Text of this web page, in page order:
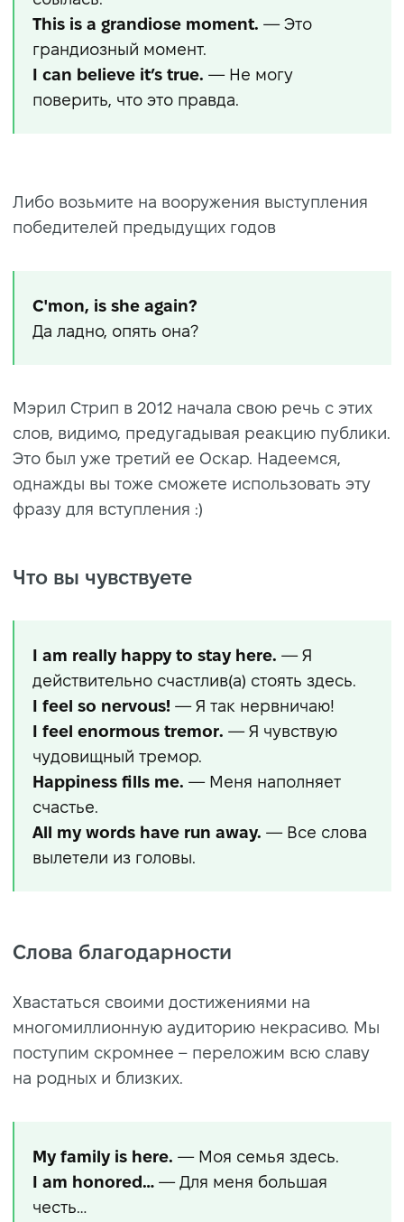
This is a grandiose moment. — Это
грандиозный момент.
I can believe it’s true. — Не могу
поверить, что это правда.
Либо возьмите на вооружения выступления
победителей предыдущих годов
C'mon, is she again?
Да ладно, опять она?
Мэрил Стрип в 2012 начала свою речь с этих
слов, видимо, предугадывая реакцию публики.
Это был уже третий ее Оскар. Надеемся,
однажды вы тоже сможете использовать эту
фразу для вступления :)
Что вы чувствуете
I am really happy to stay here. — Я
действительно счастлив(а) стоять здесь.
I feel so nervous! — Я так нервничаю!
I feel enormous tremor. — Я чувствую
чудовищный тремор.
Happiness fills me. — Меня наполняет
счастье.
All my words have run away. — Все слова
вылетели из головы.
Слова благодарности
Хвастаться своими достижениями на
многомиллионную аудиторию некрасиво. Мы
поступим скромнее – переложим всю славу
на родных и близких.
My family is here. — Моя семья здесь.
I am honored… — Для меня большая
честь…